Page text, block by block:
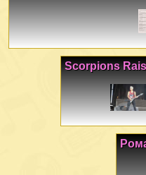
Scorpions